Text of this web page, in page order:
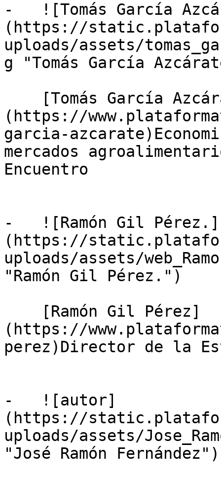
-   ![Tomás García
(https://
uploads/assets/
g "Tomás García
(https://
garcia-
mercados
Encuentro
-   ![Ramón Gil Pérez.]
(https://
uploads/assets/
"Ramón Gil Pérez.")
(https://
perez)Director de la
-   ![autor]
(https://
uploads/assets/
"José Ramón Fernández")